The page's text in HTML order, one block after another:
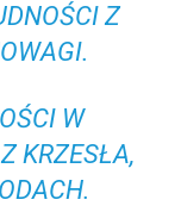
Z
W
KRZESŁA,